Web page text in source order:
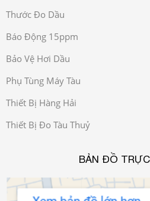
Thước Đo Dầu
Báo Động 15ppm
Bảo Vệ Hơi Dầu
Phụ Tùng Máy Tàu
Thiết Bị Hàng Hải
Thiết Bị Đo Tàu Thuỷ
BẢN ĐỒ